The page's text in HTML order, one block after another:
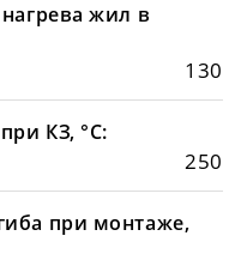
жил в
130
КЗ, °С:
250
при монтаже,